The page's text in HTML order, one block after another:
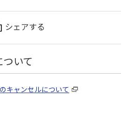
シェアする
いて
キャンセルについて